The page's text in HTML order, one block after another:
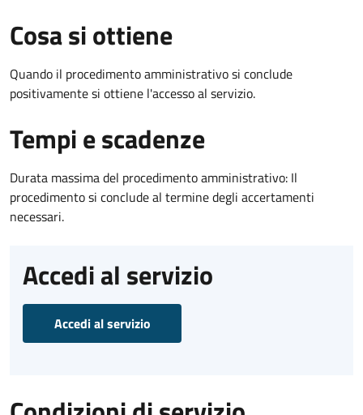
Cosa si ottiene
Quando il procedimento amministrativo si conclude
positivamente si ottiene l'accesso al servizio.
Tempi e scadenze
Durata massima del procedimento amministrativo: Il
procedimento si conclude al termine degli accertamenti
necessari.
Accedi al servizio
Accedi al servizio